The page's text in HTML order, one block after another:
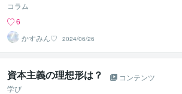
コラム
6
かすみん♡
2024/06/26
資本主義の理想形は？
コンテンツ
学び